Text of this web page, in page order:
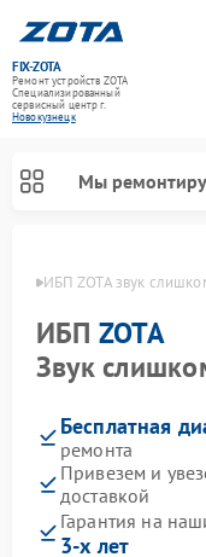
FIX-ZOTA
Ремонт устройств ZOTA
Специализированный
cервисный центр г.
Новокузнецк
Мы
ИБП ZOTA звук
ИБП ZOTA
Звук
Бесплатная
ремонта
Привезем и
доставкой
Гарантия на
3-х лет